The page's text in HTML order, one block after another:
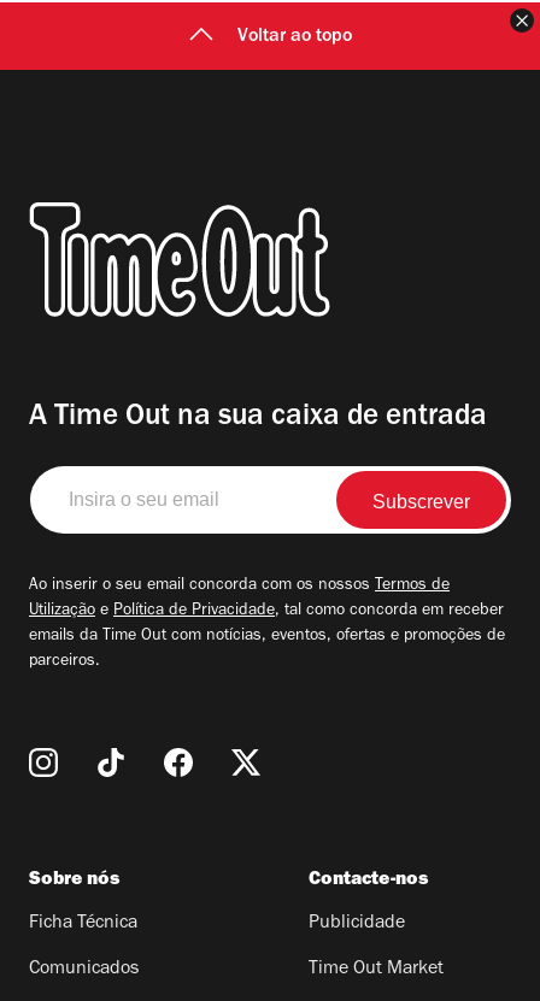
Voltar ao topo
A Time Out na sua caixa de entrada
Insira
o
seu
Ao inserir o seu email concorda com os nossos Termos de
Utilização e Política de Privacidade, tal como concorda em receber
emails da Time Out com notícias, eventos, ofertas e promoções de
parceiros.
Sobre nós
Ficha Técnica
Comunicados
Contacte-nos
Publicidade
Time Out Market